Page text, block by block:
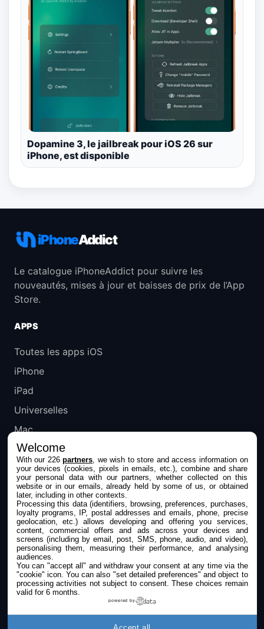
Dopamine 3, le jailbreak pour iOS 26 sur
iPhone, est disponible
iPhoneAddict
Le catalogue iPhoneAddict pour suivre les
nouveautés, mises à jour et baisses de prix de l’App
Store.
APPS
Toutes les apps iOS
iPhone
iPad
Universelles
Mac
Apple TV
IPHONEADDICT
Actualité Apple
Archives keynotes
Contact
À propos
KultureGeek
Welcome
With our 226partners , we wish to store and access information on
your devices (cookies, pixels in emails, etc.), combine and share
your personal data with our partners, whether collected on this
website or in our emails, already held by some of us, or obtained
later, including in other contexts.
Processing this data (identifiers, browsing, preferences, purchases,
loyalty programs, IP, postal addresses and emails, phone, precise
geolocation, etc.) allows developing and offering you services,
content, commercial offers and ads across your devices and
screens (including by email, post, SMS, phone, audio, and video),
personalising them, measuring their performance, and analysing
audiences.
You can "accept all" and withdraw your consent at any time via the
"cookie" icon. You can also "set detailed preferences" and object to
processing activities not subject to consent. These choices remain
valid for 6 months.
powered by
Accept all